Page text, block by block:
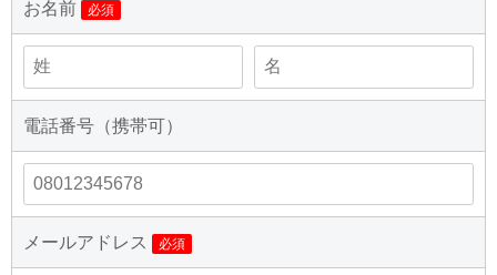
お名前 必須
電話番号（携帯可）
メールアドレス 必須